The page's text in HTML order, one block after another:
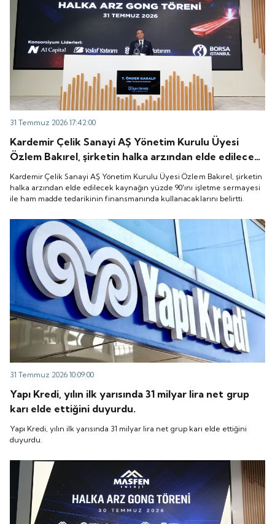
31 Temmuz 2026 17:42:00
Kardemir Çelik Sanayi AŞ Yönetim Kurulu Üyesi
Özlem Bakırel, şirketin halka arzından elde edilecek
kaynağın yüzde 90'ını işletme sermayesi ile ham
madde tedarikinin finansmanında kullanacaklarını
belirtti.
Kardemir Çelik Sanayi AŞ Yönetim Kurulu Üyesi Özlem Bakırel, şirketin
halka arzından elde edilecek kaynağın yüzde 90'ını işletme sermayesi
ile ham madde tedarikinin finansmanında kullanacaklarını belirtti.
31 Temmuz 2026 10:09:00
Yapı Kredi, yılın ilk yarısında 31 milyar lira net grup
karı elde ettiğini duyurdu.
Yapı Kredi, yılın ilk yarısında 31 milyar lira net grup karı elde ettiğini
duyurdu.